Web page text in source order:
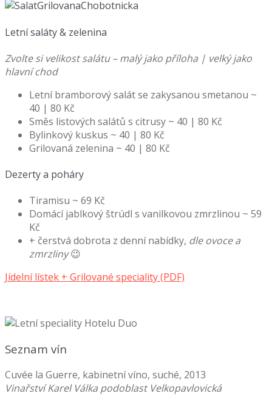
Letní saláty & zelenina
Zvolte si velikost salátu – malý jako příloha | velký jako
hlavní chod
Letní bramborový salát se zakysanou smetanou ~
40 | 80 Kč
Směs listových salátů s citrusy ~ 40 | 80 Kč
Bylinkový kuskus ~ 40 | 80 Kč
Grilovaná zelenina ~ 40 | 80 Kč
Dezerty a poháry
Tiramisu ~ 69 Kč
Domácí jablkový štrúdl s vanilkovou zmrzlinou ~ 59
Kč
+ čerstvá dobrota z denní nabídky, dle ovoce a
zmrzliny😉
Jídelní lístek + Grilované speciality (PDF)
Seznam vín
Cuvée la Guerre, kabinetní víno, suché, 2013
Vinařství Karel Válka podoblast Velkopavlovická